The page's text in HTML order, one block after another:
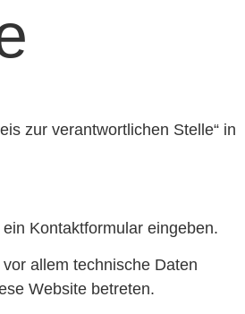
zur verantwortlichen Stelle“ in
Kontaktformular eingeben.
allem technische Daten
Website betreten.